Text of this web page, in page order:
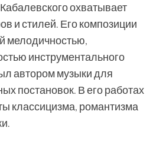
охватывает
и стилей. Его композиции
мелодичностью,
инструментального
автором музыки для
постановок. В его работах
классицизма, романтизма